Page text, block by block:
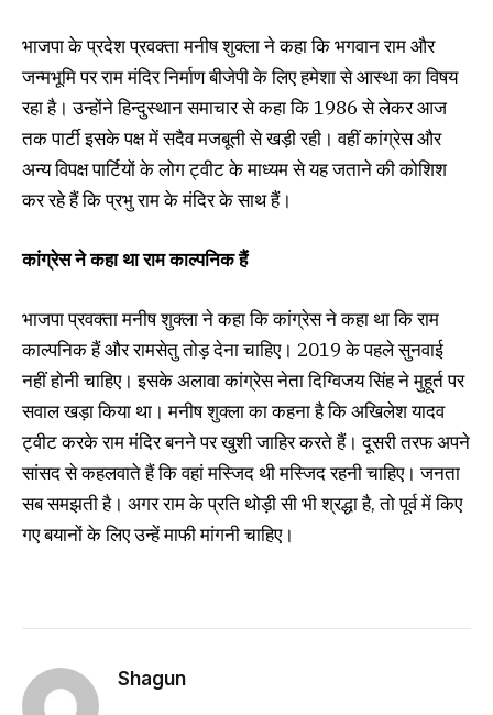
भाजपा के प्रदेश प्रवक्ता मनीष शुक्ला ने कहा कि भगवान राम और
जन्मभूमि पर राम मंदिर निर्माण बीजेपी के लिए हमेशा से आस्था का विषय
रहा है। उन्होंने हिन्दुस्थान समाचार से कहा कि 1986 से लेकर आज
तक पार्टी इसके पक्ष में सदैव मजबूती से खड़ी रही। वहीं कांग्रेस और
अन्य विपक्ष पार्टियों के लोग ट्वीट के माध्यम से यह जताने की कोशिश
कर रहे हैं कि प्रभु राम के मंदिर के साथ हैं।
कांग्रेस ने कहा था राम काल्पनिक हैं
भाजपा प्रवक्ता मनीष शुक्ला ने कहा कि कांग्रेस ने कहा था कि राम
काल्पनिक हैं और रामसेतु तोड़ देना चाहिए। 2019 के पहले सुनवाई
नहीं होनी चाहिए। इसके अलावा कांग्रेस नेता दिग्विजय सिंह ने मुहूर्त पर
सवाल खड़ा किया था। मनीष शुक्ला का कहना है कि अखिलेश यादव
ट्वीट करके राम मंदिर बनने पर खुशी जाहिर करते हैं। दूसरी तरफ अपने
सांसद से कहलवाते हैं कि वहां मस्जिद थी मस्जिद रहनी चाहिए। जनता
सब समझती है। अगर राम के प्रति थोड़ी सी भी श्रद्धा है, तो पूर्व में किए
गए बयानों के लिए उन्हें माफी मांगनी चाहिए।
Shagun